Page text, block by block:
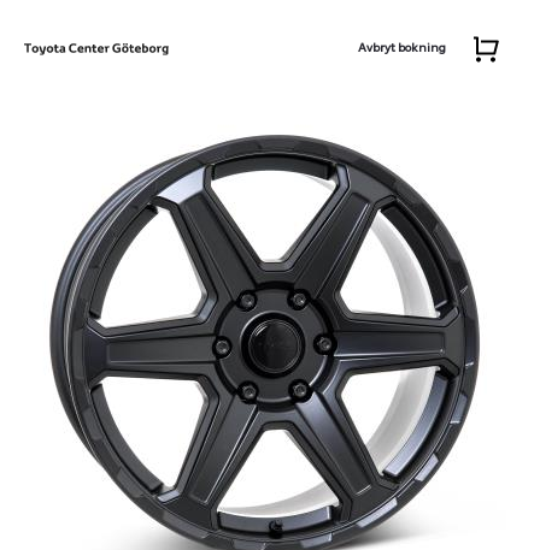
Avbryt bokning